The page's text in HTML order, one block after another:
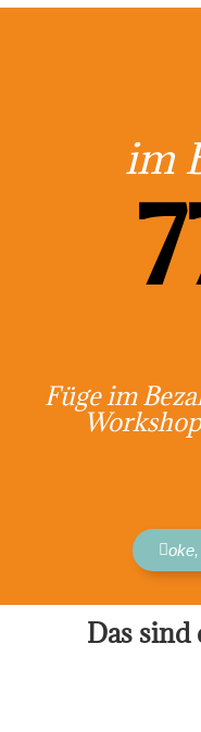
im
Füge im
Das